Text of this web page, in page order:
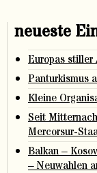
neueste
Europas stiller
Panturkismus
Kleine
Seit
Mercorsur-
Balkan –
– Neuwahlen